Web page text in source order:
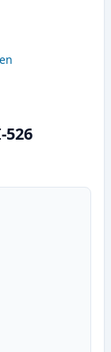
526
PGI-525 &